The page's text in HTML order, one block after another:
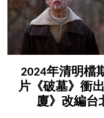
2024年清明檔
片《破墓》衝
廈》改編台